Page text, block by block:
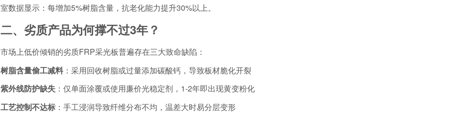
室数据显示：每增加5%树脂含量，抗老化能力提升30%以上。
二、劣质产品为何撑不过3年？
市场上低价倾销的劣质FRP采光板普遍存在三大致命缺陷：
树脂含量偷工减料：采用回收树脂或过量添加碳酸钙，导致板材脆化开裂
紫外线防护缺失 ：仅单面涂覆或使用廉价光稳定剂，1-2年即出现黄变粉化
工艺控制不达标 ：手工浸润导致纤维分布不均，温差大时易分层变形